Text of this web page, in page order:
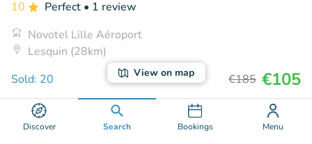
Discover Search Bookings Menu
View on map
10 Perfect • 1 review
Novotel Lille Aéroport
Lesquin (28km)
Sold: 20
€185 €105
35% discount